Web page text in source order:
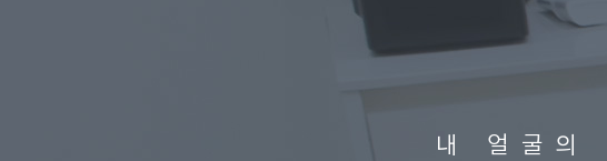
내 얼굴의